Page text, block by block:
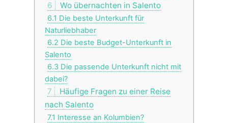
6 Wo übernachten in Salento
6.1 Die beste Unterkunft für
Naturliebhaber
6.2 Die beste Budget-Unterkunft in
Salento
6.3 Die passende Unterkunft nicht mit
dabei?
7
Häufige Fragen zu einer Reise
nach Salento
7.1 Interesse an Kolumbien?